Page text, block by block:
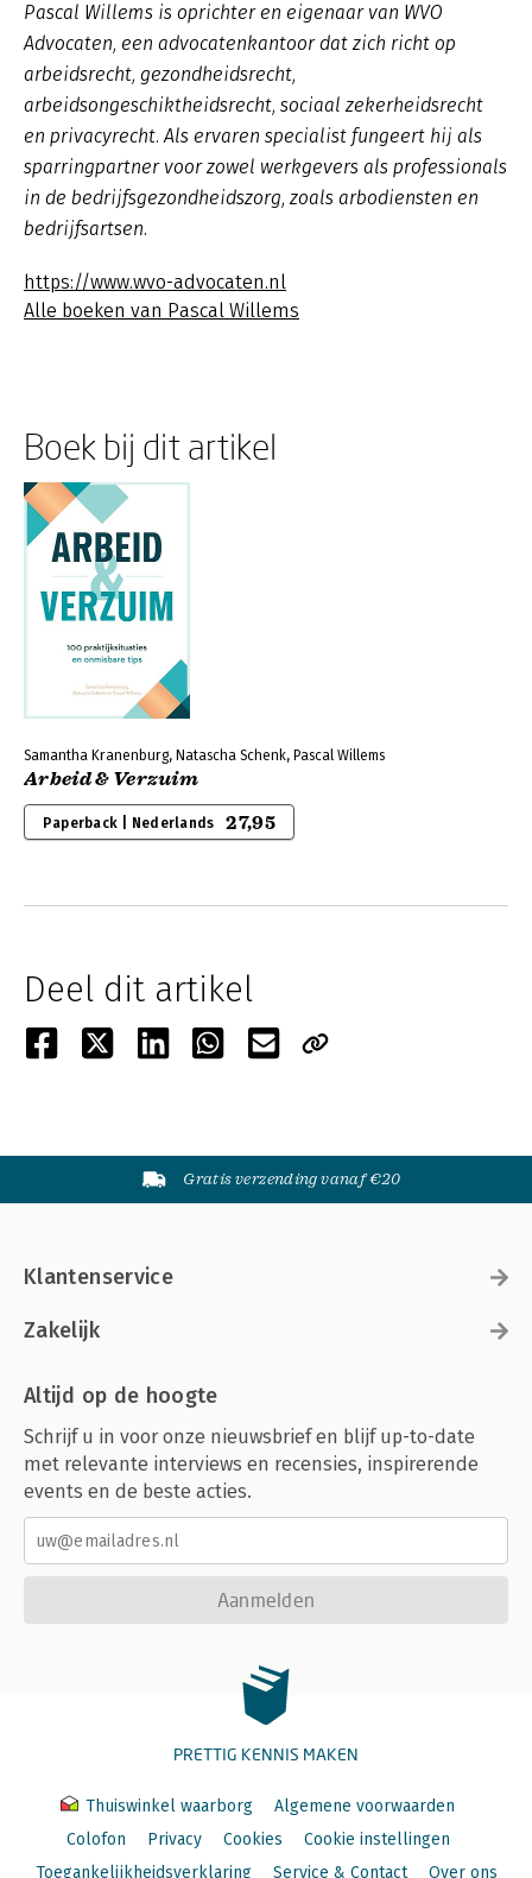
Pascal Willems is oprichter en eigenaar van WVO
Advocaten, een advocatenkantoor dat zich richt op
arbeidsrecht, gezondheidsrecht,
arbeidsongeschiktheidsrecht, sociaal zekerheidsrecht
en privacyrecht. Als ervaren specialist fungeert hij als
sparringpartner voor zowel werkgevers als professionals
in de bedrijfsgezondheidszorg, zoals arbodiensten en
bedrijfsartsen.
https://www.wvo-advocaten.nl
Alle boeken van Pascal Willems
Boek bij dit artikel
Samantha Kranenburg, Natascha Schenk, Pascal Willems
Arbeid & Verzuim
Paperback | Nederlands 27,95
Deel dit artikel
Gratis verzending vanaf €20
Klantenservice
Zakelijk
Altijd op de hoogte
Schrijf u in voor onze nieuwsbrief en blijf up-to-date
met relevante interviews en recensies, inspirerende
events en de beste acties.
Aanmelden
PRETTIG KENNIS MAKEN
Thuiswinkel waarborg
Algemene voorwaarden
Colofon
Privacy Cookies
Cookie instellingen
Toegankelijkheidsverklaring
Service & Contact Over ons